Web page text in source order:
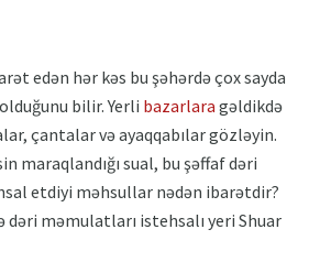
edən hər kəs bu şəhərdə çox sayda
bilir. Yerli bazarlara gəldikdə
çantalar və ayaqqabılar gözləyin.
maraqlandığı sual, bu şəffaf dəri
etdiyi məhsullar nədən ibarətdir?
dəri məmulatları istehsalı yeri Shuar